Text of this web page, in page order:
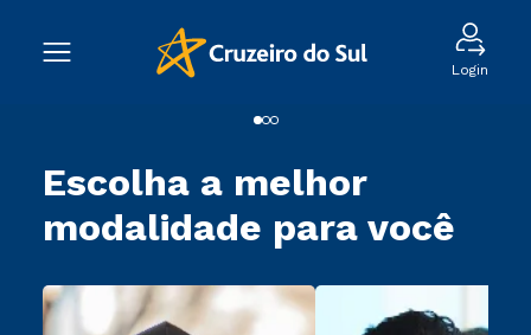
Login
Escolha a melhor
modalidade para você